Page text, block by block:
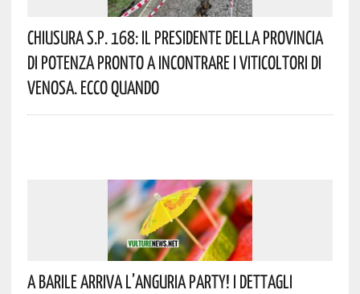
Chiusura S.P. 168: Il Presidente Della Provincia
Di Potenza Pronto A Incontrare I Viticoltori Di
Venosa. Ecco Quando
A Barile Arriva L’anguria Party! I Dettagli